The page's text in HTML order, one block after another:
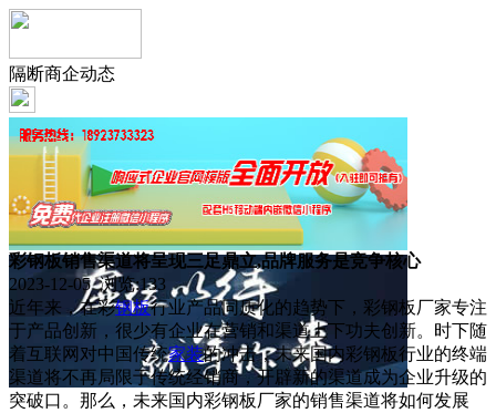
隔断商企动态
彩钢板销售渠道将呈现三足鼎立,品牌服务是竞争核心
2023-12-05 浏览:133
近年来，在彩钢板行业产品同质化的趋势下，彩钢板厂家专注
于产品创新，很少有企业在营销和渠道上下功夫创新。时下随
着互联网对中国传统家装的冲击，未来国内彩钢板行业的终端
渠道将不再局限于传统经销商，开辟新的渠道成为企业升级的
突破口。那么，未来国内彩钢板厂家的销售渠道将如何发展